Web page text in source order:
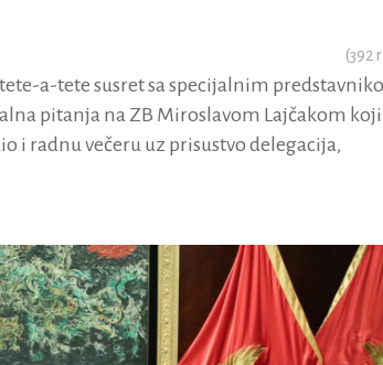
(392
a-tete susret sa specijalnim
pitanja na ZB Miroslavom Lajčakom koji
i radnu večeru uz prisustvo delegacija,